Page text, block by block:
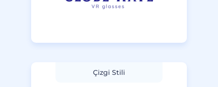
Çizgi Stili